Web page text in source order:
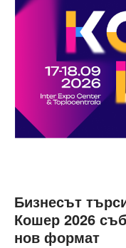
Бизнесът
Кошер 2026
нов формат